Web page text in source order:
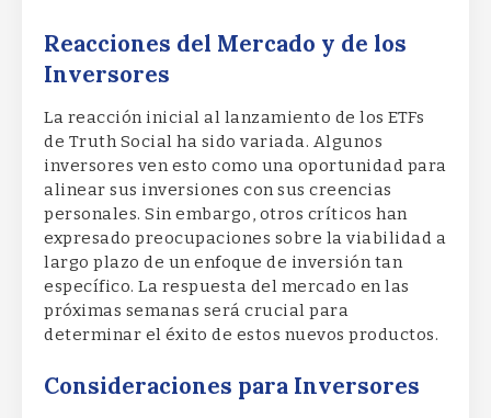
Reacciones del Mercado y de los
Inversores
La reacción inicial al lanzamiento de los ETFs
de Truth Social ha sido variada. Algunos
inversores ven esto como una oportunidad para
alinear sus inversiones con sus creencias
personales. Sin embargo, otros críticos han
expresado preocupaciones sobre la viabilidad a
largo plazo de un enfoque de inversión tan
específico. La respuesta del mercado en las
próximas semanas será crucial para
determinar el éxito de estos nuevos productos.
Consideraciones para Inversores